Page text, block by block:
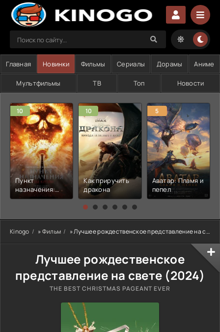
Главная Новинки Фильмы Сериалы Дорамы Аниме
Мультфильмы ТВ Топ Новости
10
Пункт
назначения:
Узы крови
10
Как приручить
дракона
5
Аватар: Пламя и
пепел
Kinogo »Фильм » Лучшее рождественское представление на свете
Лучшее рождественское
представление на свете (2024)
THE BEST CHRISTMAS PAGEANT EVER